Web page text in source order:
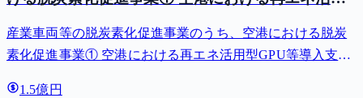
費等補助金）
産業車両等の脱炭素化促進事業のうち、空港における脱炭
素化促進事業① 空港における再エネ活用型GPU等導入支援
1.5億円